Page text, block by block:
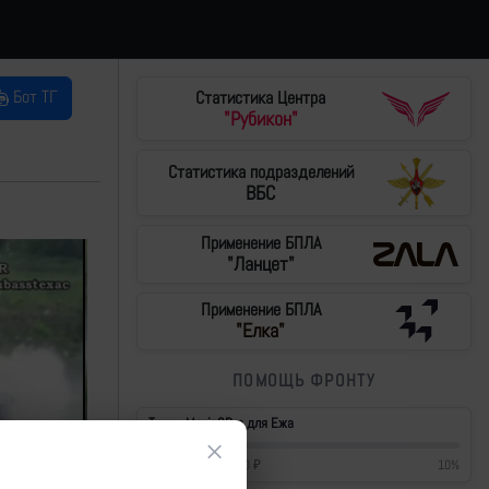
Бот ТГ
Статистика Центра
"Рубикон"
Статистика подразделений
ВБС
Применение БПЛА
"Ланцет"
Применение БПЛА
"Елка"
ПОМОЩЬ ФРОНТУ
Тушки Mavic3Pro для Ежа
430 000 ₽ 10%
×